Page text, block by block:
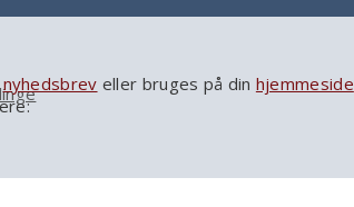
nyhedsbrev eller bruges på din hjemmeside